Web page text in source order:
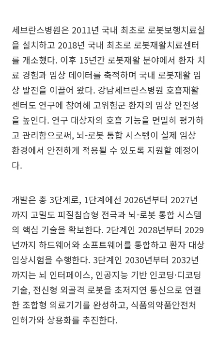
세브란스병원은 2011년 국내 최초로 로봇보행치료실
을 설치하고 2018년 국내 최초로 로봇재활치료센터
를 개소했다. 이후 15년간 로봇재활 분야에서 환자 치
료 경험과 임상 데이터를 축적하며 국내 로봇재활 임
상 발전을 이끌어 왔다. 강남세브란스병원 호흡재활
센터도 연구에 참여해 고위험군 환자의 임상 안전성
을 높인다. 연구 대상자의 호흡 기능을 면밀히 평가하
고 관리함으로써, 뇌-로봇 통합 시스템이 실제 임상
환경에서 안전하게 적용될 수 있도록 지원할 예정이
다.
개발은 총 3단계로, 1단계에선 2026년부터 2027년
까지 고밀도 피질침습형 전극과 뇌-로봇 통합 시스템
의 핵심 기술을 확보한다. 2단계인 2028년부터 2029
년까지 하드웨어와 소프트웨어를 통합하고 환자 대상
임상시험을 수행한다. 3단계인 2030년부터 2032년
까지는 뇌 인터페이스, 인공지능 기반 인코딩·디코딩
기술, 전신형 외골격 로봇을 초저지연 통신으로 연결
한 조합형 의료기기를 완성하고, 식품의약품안전처
인허가와 상용화를 추진한다.